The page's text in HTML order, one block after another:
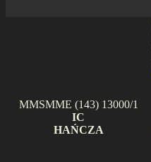
MMSMME (143) 13000/1
IC
HAŃCZA